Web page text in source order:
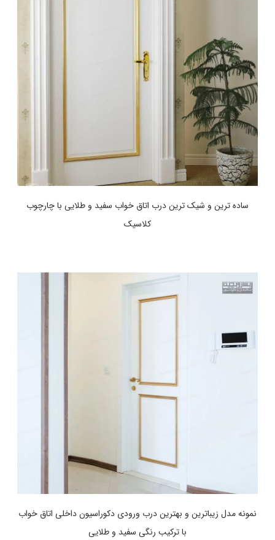
ساده ترین و شیک ترین درب اتاق خواب سفید و طلایی با چارچوب
کلاسیک
نمونه مدل زیباترین و بهترین درب ورودی دکوراسیون داخلی اتاق خواب
با ترکیب رنگی سفید و طلایی